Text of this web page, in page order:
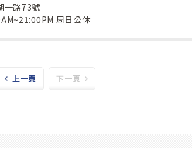
一路73號
周日公休
上一頁 下一頁